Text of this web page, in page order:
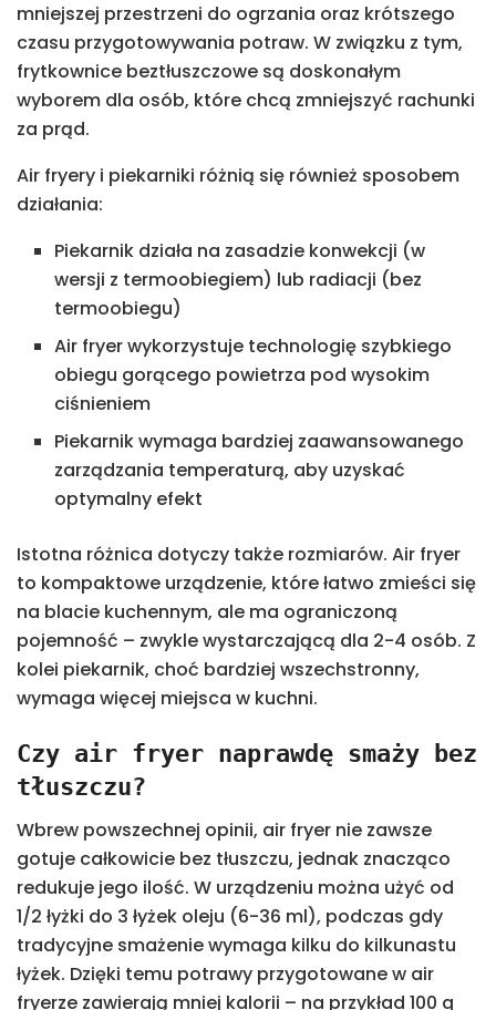
mniejszej przestrzeni do ogrzania oraz krótszego
czasu przygotowywania potraw. W związku z tym,
frytkownice beztłuszczowe są doskonałym
wyborem dla osób, które chcą zmniejszyć rachunki
za prąd.
Air fryery i piekarniki różnią się również sposobem
działania:
Piekarnik działa na zasadzie konwekcji (w
wersji z termoobiegiem) lub radiacji (bez
termoobiegu)
Air fryer wykorzystuje technologię szybkiego
obiegu gorącego powietrza pod wysokim
ciśnieniem
Piekarnik wymaga bardziej zaawansowanego
zarządzania temperaturą, aby uzyskać
optymalny efekt
Istotna różnica dotyczy także rozmiarów. Air fryer
to kompaktowe urządzenie, które łatwo zmieści się
na blacie kuchennym, ale ma ograniczoną
pojemność – zwykle wystarczającą dla 2-4 osób. Z
kolei piekarnik, choć bardziej wszechstronny,
wymaga więcej miejsca w kuchni.
Czy air fryer naprawdę smaży bez
tłuszczu?
Wbrew powszechnej opinii, air fryer nie zawsze
gotuje całkowicie bez tłuszczu, jednak znacząco
redukuje jego ilość. W urządzeniu można użyć od
1/2 łyżki do 3 łyżek oleju (6-36 ml), podczas gdy
tradycyjne smażenie wymaga kilku do kilkunastu
łyżek. Dzięki temu potrawy przygotowane w air
fryerze zawierają mniej kalorii – na przykład 100 g